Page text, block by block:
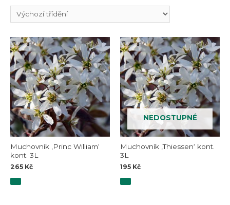
Muchovník ‚Princ William‘
kont. 3L
265 Kč
NEDOSTUPNÉ
Muchovník ‚Thiessen‘ kont.
3L
195 Kč